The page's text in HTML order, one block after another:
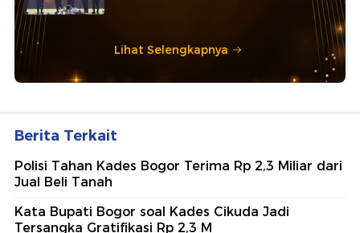
Lihat Selengkapnya
Berita Terkait
Polisi Tahan Kades Bogor Terima Rp 2,3 Miliar dari
Jual Beli Tanah
Kata Bupati Bogor soal Kades Cikuda Jadi
Tersangka Gratifikasi Rp 2,3 M